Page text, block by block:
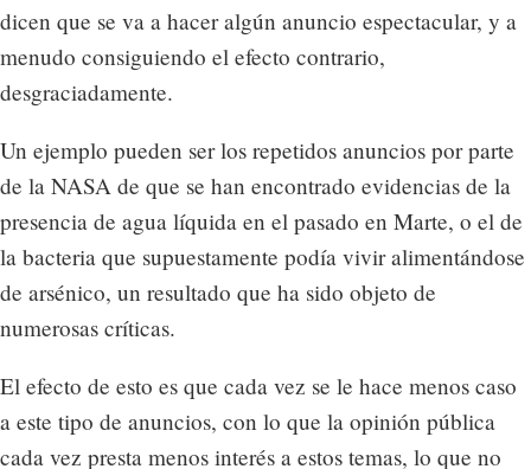
dicen que se va a hacer algún anuncio espectacular, y a
menudo consiguiendo el efecto contrario,
desgraciadamente.
Un ejemplo pueden ser los repetidos anuncios por parte
de la NASA de que se han encontrado evidencias de la
presencia de agua líquida en el pasado en Marte, o el de
la bacteria que supuestamente podía vivir alimentándose
de arsénico, un resultado que ha sido objeto de
numerosas críticas.
El efecto de esto es que cada vez se le hace menos caso
a este tipo de anuncios, con lo que la opinión pública
cada vez presta menos interés a estos temas, lo que no